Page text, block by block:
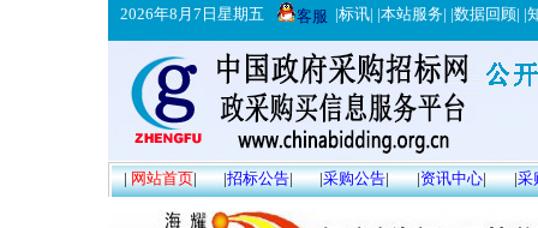
2026年8月7日星期五 客服 |标讯| |本站服务| |数据回顾| |
|网站首页| |招标公告| |采购公告| |资讯中心| |采